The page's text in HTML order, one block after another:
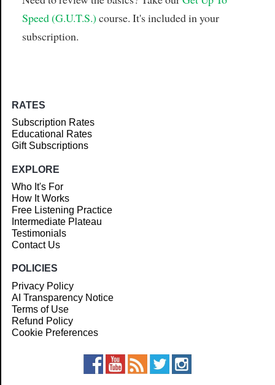
Speed (G.U.T.S.) course. It's included in your
subscription.
RATES
Subscription Rates
Educational Rates
Gift Subscriptions
EXPLORE
Who It's For
How It Works
Free Listening Practice
Intermediate Plateau
Testimonials
Contact Us
POLICIES
Privacy Policy
AI Transparency Notice
Terms of Use
Refund Policy
Cookie Preferences